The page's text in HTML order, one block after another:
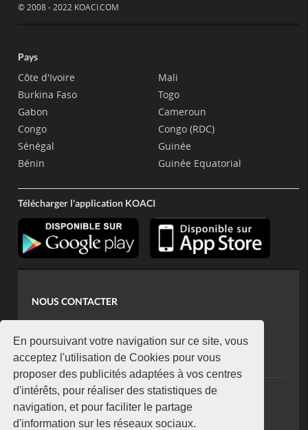
En poursuivant votre navigation sur ce site, vous
acceptez l'utilisation de Cookies pour vous
proposer des publicités adaptées à vos centres
d'intérêts, pour réaliser des statistiques de
navigation, et pour faciliter le partage
d'information sur les réseaux sociaux.
© 2008 - 2022 KOACI.COM
Pays
Côte d'Ivoire
Burkina Faso
Gabon
Congo
Sénégal
Bénin
Mali
Togo
Cameroun
Congo (RDC)
Guinée
Guinée Equatorial
Télécharger l'application KOACI
NOUS CONTACTER
koaci@yahoo.fr
+225 07 08 85 52 93
NEWSLETTER
Restez connecté via notre newsletter